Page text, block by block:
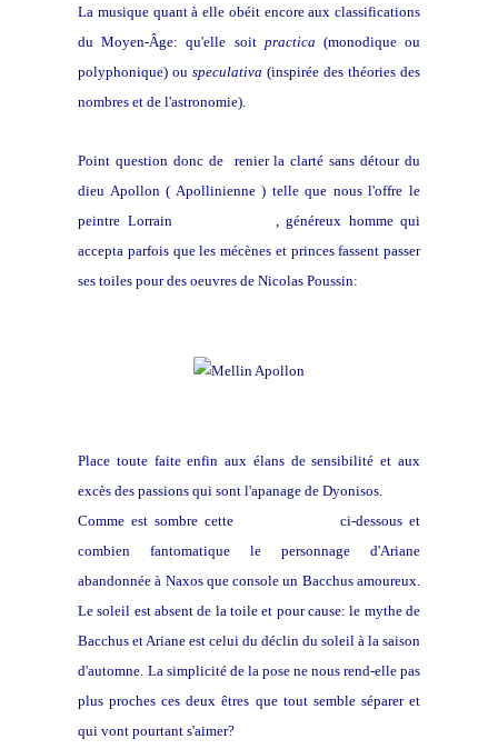
La musique quant à elle obéit encore aux classifications
du Moyen-Âge: qu'elle soit practica (monodique ou
polyphonique) ou speculativa (inspirée des théories des
nombres et de l'astronomie).
Point question donc de renier la clarté sans détour du
dieu Apollon ( Apollinienne ) telle que nous l'offre le
peintre Lorrain
, généreux homme qui
accepta parfois que les mécènes et princes fassent passer
ses toiles pour des oeuvres de Nicolas Poussin:
Place toute faite enfin aux élans de sensibilité et aux
excès des passions qui sont l'apanage de Dyonisos.
Comme est sombre cette
ci-dessous et
combien fantomatique le personnage d'Ariane
abandonnée à Naxos que console un Bacchus amoureux.
Le soleil est absent de la toile et pour cause: le mythe de
Bacchus et Ariane est celui du déclin du soleil à la saison
d'automne. La simplicité de la pose ne nous rend-elle pas
plus proches ces deux êtres que tout semble séparer et
qui vont pourtant s'aimer?